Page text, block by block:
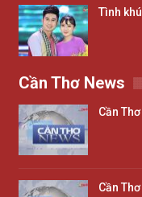
Tình
Cần Thơ News
Cần
Cần